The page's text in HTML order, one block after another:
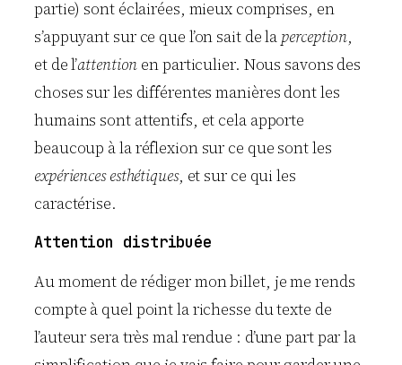
partie) sont éclairées, mieux comprises, en
s’appuyant sur ce que l’on sait de la perception,
et de l’attention en particulier. Nous savons des
choses sur les différentes manières dont les
humains sont attentifs, et cela apporte
beaucoup à la réflexion sur ce que sont les
expériences esthétiques, et sur ce qui les
caractérise.
Attention distribuée
Au moment de rédiger mon billet, je me rends
compte à quel point la richesse du texte de
l’auteur sera très mal rendue : d’une part par la